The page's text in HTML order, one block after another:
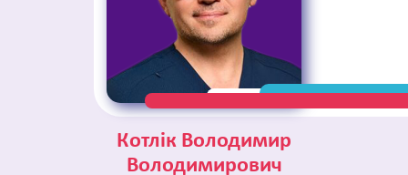
Котлік Володимир
Володимирович